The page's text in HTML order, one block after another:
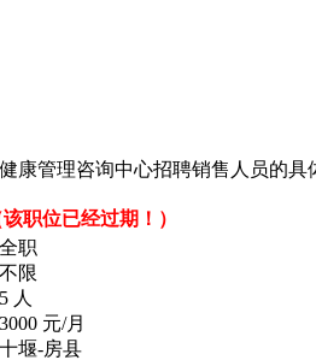
康管理咨询中心招聘销售人员的具
该职位已经过期！）
职
限
人
元/月
堰-房县